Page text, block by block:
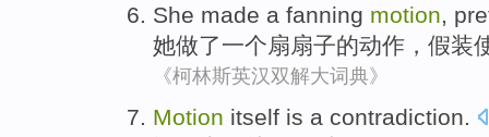
She made a fanning motion,
她做了一个扇扇子的动作 ， 假装
《柯林斯英汉双解大词典》
Motion itself is a contradiction.